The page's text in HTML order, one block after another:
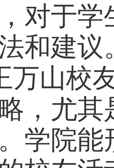
对于学
和建议
万山校
，尤其
学院能